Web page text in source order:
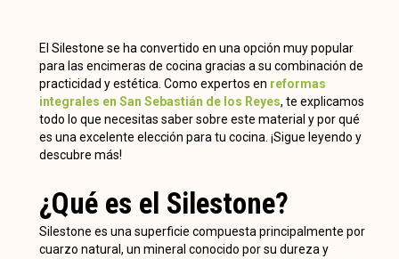
El Silestone se ha convertido en una opción muy popular
para las encimeras de cocina gracias a su combinación de
practicidad y estética. Como expertos en reformas
integrales en San Sebastián de los Reyes, te explicamos
todo lo que necesitas saber sobre este material y por qué
es una excelente elección para tu cocina. ¡Sigue leyendo y
descubre más!
¿Qué es el Silestone?
Silestone es una superficie compuesta principalmente por
cuarzo natural, un mineral conocido por su dureza y